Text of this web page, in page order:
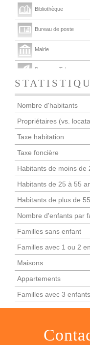
Bibliothèque
Bureau de poste
Mairie
Presse et Tabac
Nombre d'habitants
Propriétaires (vs.
Taxe habitation
Taxe foncière
Habitants de moins de
Habitants de 25 à 55
Habitants de plus de
Nombre d'enfants par
Familles sans enfant
Familles avec 1 ou 2
Maisons
Appartements
Familles avec 3 enfants